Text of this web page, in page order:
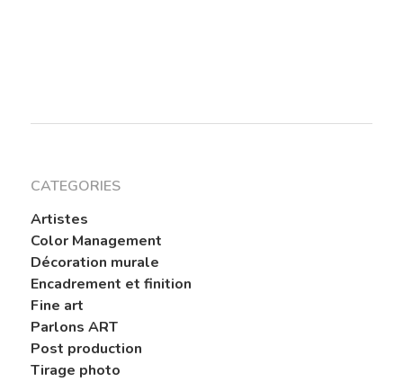
CATEGORIES
Artistes
Color Management
Décoration murale
Encadrement et finition
Fine art
Parlons ART
Post production
Tirage photo